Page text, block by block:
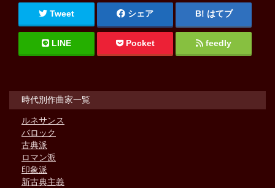
Tweet シェア はてブ
LINE Pocket feedly
時代別作曲家一覧
ルネサンス
バロック
古典派
ロマン派
印象派
新古典主義